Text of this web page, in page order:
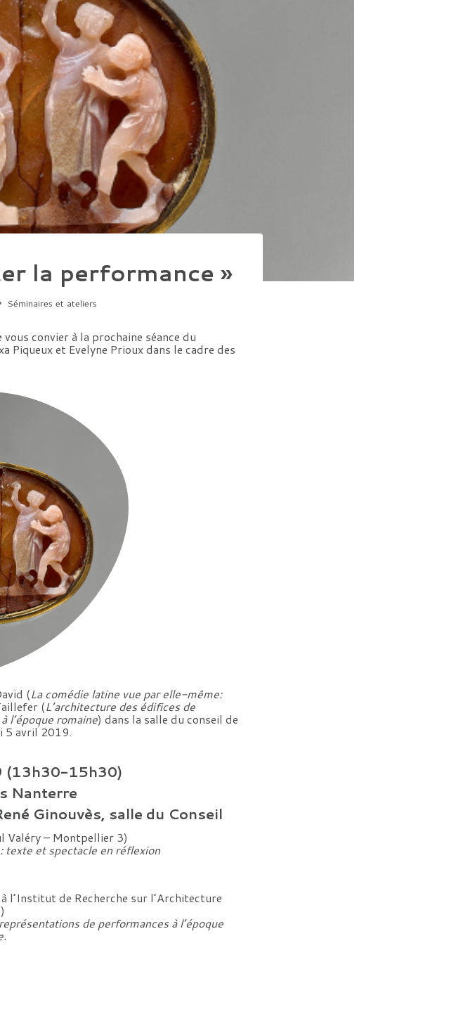
la performance »
Séminaires et ateliers
convier à la prochaine séance du
Piqueux et Evelyne Prioux dans le cadre des
(La comédie latine vue par elle-même:
(L’architecture des édifices de
l’époque romaine) dans la salle du conseil de
5 avril 2019.
(13h30-15h30)
Nanterre
Ginouvès, salle du Conseil
Valéry – Montpellier 3)
texte et spectacle en réflexion
l’Institut de Recherche sur l’Architecture
de performances à l’époque